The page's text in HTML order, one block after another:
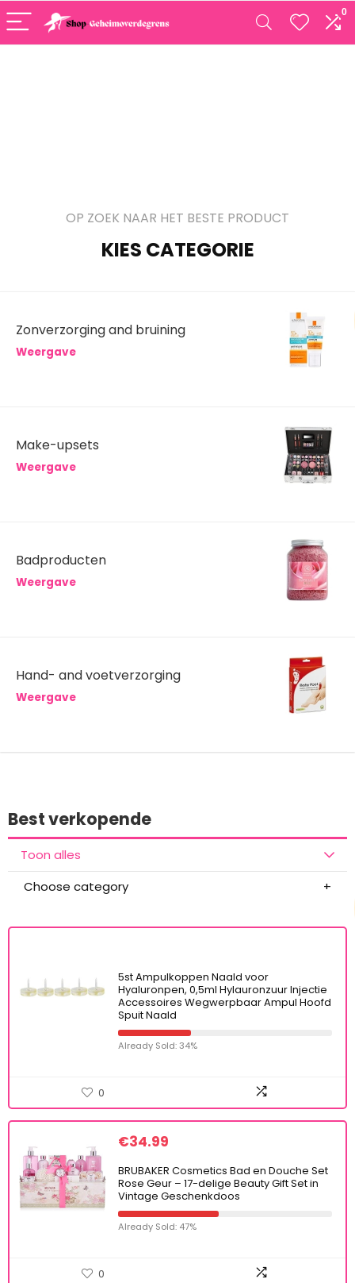
0
OP ZOEK NAAR HET BESTE PRODUCT
KIES CATEGORIE
Zonverzorging and bruining
Weergave
Make-upsets
Weergave
Badproducten
Weergave
Hand- and voetverzorging
Weergave
Best verkopende
Toon alles
Choose category
5st Ampulkoppen Naald voor
Hyaluronpen, 0,5ml Hylauronzuur Injectie
Accessoires Wegwerpbaar Ampul Hoofd
Spuit Naald
Already Sold: 34%
0
€34.99
BRUBAKER Cosmetics Bad en Douche Set
Rose Geur – 17-delige Beauty Gift Set in
Vintage Geschenkdoos
Already Sold: 47%
0